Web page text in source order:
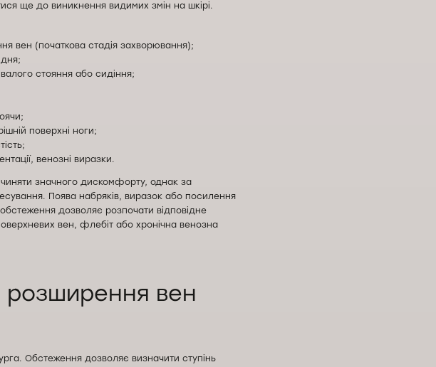
ще до виникнення видимих змін на шкірі.
вен (початкова стадія захворювання);
дня;
стояння або сидіння;
поверхні ноги;
венозні виразки.
значного дискомфорту, однак за
Поява набряків, виразок або посилення
дозволяє розпочати відповідне
вен, флебіт або хронічна венозна
розширення вен
Обстеження дозволяє визначити ступінь